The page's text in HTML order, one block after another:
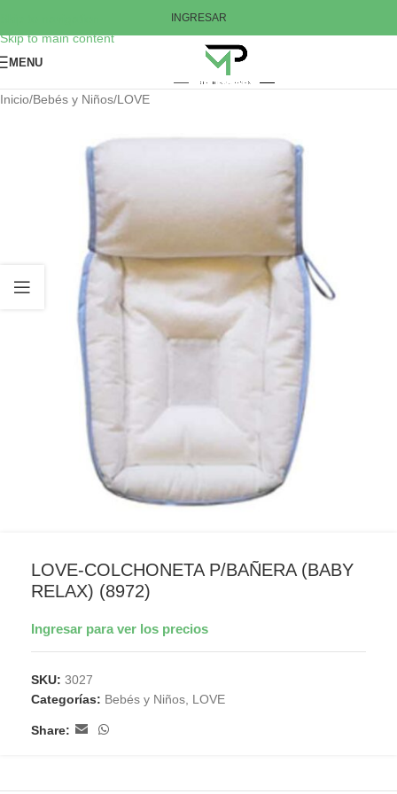
Skip to main content
INGRESAR
MENU
Inicio/Bebés y Niños/LOVE
LOVE-COLCHONETA P/BAÑERA (BABY
RELAX) (8972)
Ingresar para ver los precios
SKU: 3027
Categorías: Bebés y Niños LOVE
Share: